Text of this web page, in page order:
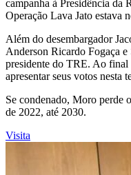
campanha à Presidência da
Operação Lava Jato estava
Além do desembargador
Anderson Ricardo Fogaça
presidente do TRE. Ao final
apresentar seus votos nesta
Se condenado, Moro perde
de 2022, até 2030.
Visita